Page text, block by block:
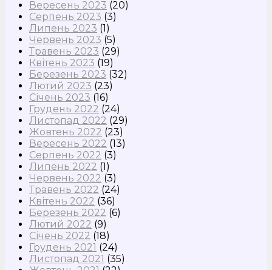
Вересень 2023 (20)
Серпень 2023 (3)
Липень 2023 (1)
Червень 2023 (5)
Травень 2023 (29)
Квітень 2023 (19)
Березень 2023 (32)
Лютий 2023 (23)
Січень 2023 (16)
Грудень 2022 (24)
Листопад 2022 (29)
Жовтень 2022 (23)
Вересень 2022 (13)
Серпень 2022 (3)
Липень 2022 (1)
Червень 2022 (3)
Травень 2022 (24)
Квітень 2022 (36)
Березень 2022 (6)
Лютий 2022 (9)
Січень 2022 (18)
Грудень 2021 (24)
Листопад 2021 (35)